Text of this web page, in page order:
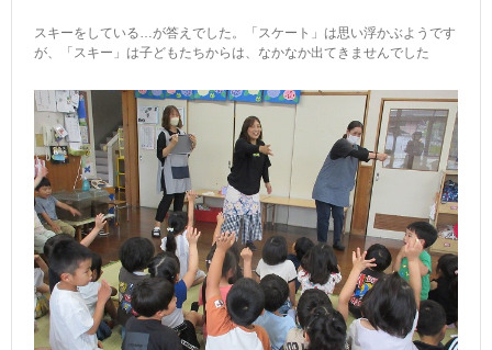
スキーをしている…が答えでした。「スケート」は思い浮かぶようです
が、「スキー」は子どもたちからは、なかなか出てきませんでした